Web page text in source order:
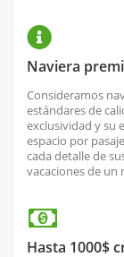
Naviera
Consideramos
estándares de
exclusividad y su
espacio por
cada detalle de
vacaciones de
Hasta 1000$